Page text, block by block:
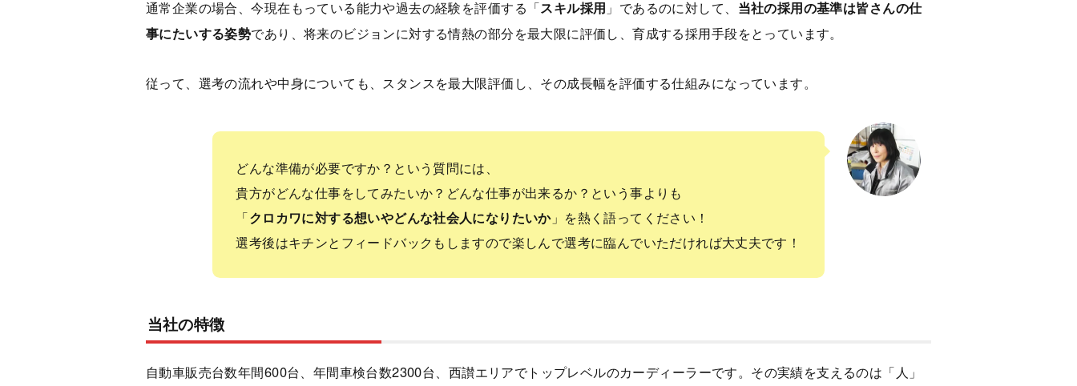
通常企業の場合、今現在もっている能力や過去の経験を評価する「スキル採用 」であるのに対して、 当社の採用の基準は皆さんの仕
事にたいする姿勢であり、将来のビジョンに対する情熱の部分を最大限に評価し、育成する採用手段をとっています。
従って、選考の流れや中身についても、スタンスを最大限評価し、その成長幅を評価する仕組みになっています。
どんな準備が必要ですか？という質問には、
貴方がどんな仕事をしてみたいか？どんな仕事が出来るか？という事よりも
「クロカワに対する想いやどんな社会人になりたいか」を熱く語ってください！
選考後はキチンとフィードバックもしますので楽しんで選考に臨んでいただければ大丈夫です！
当社の特徴
自動車販売台数年間600台、年間車検台数2300台、西讃エリアでトップレベルのカーディーラーです。その実績を支えるのは「人」